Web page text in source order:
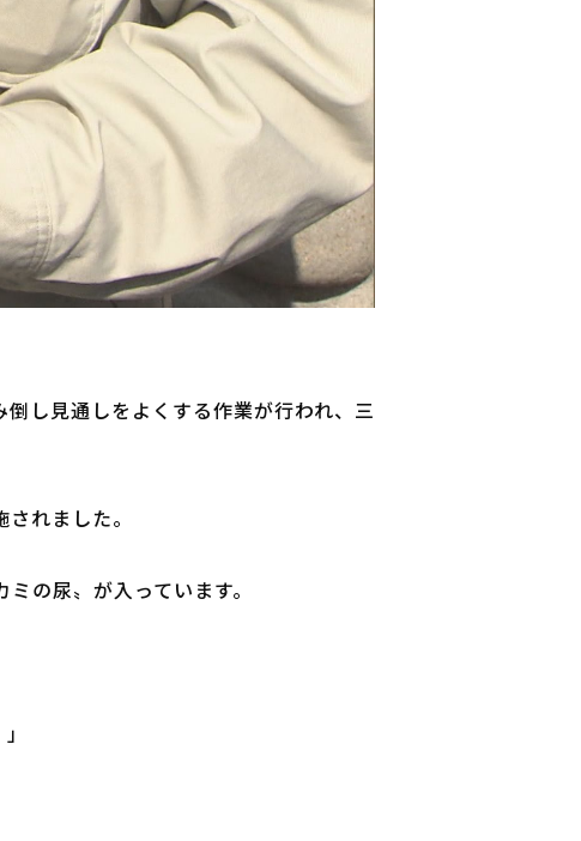
し見通しをよくする作業が行われ、三
れました。
の尿〟が入っています。